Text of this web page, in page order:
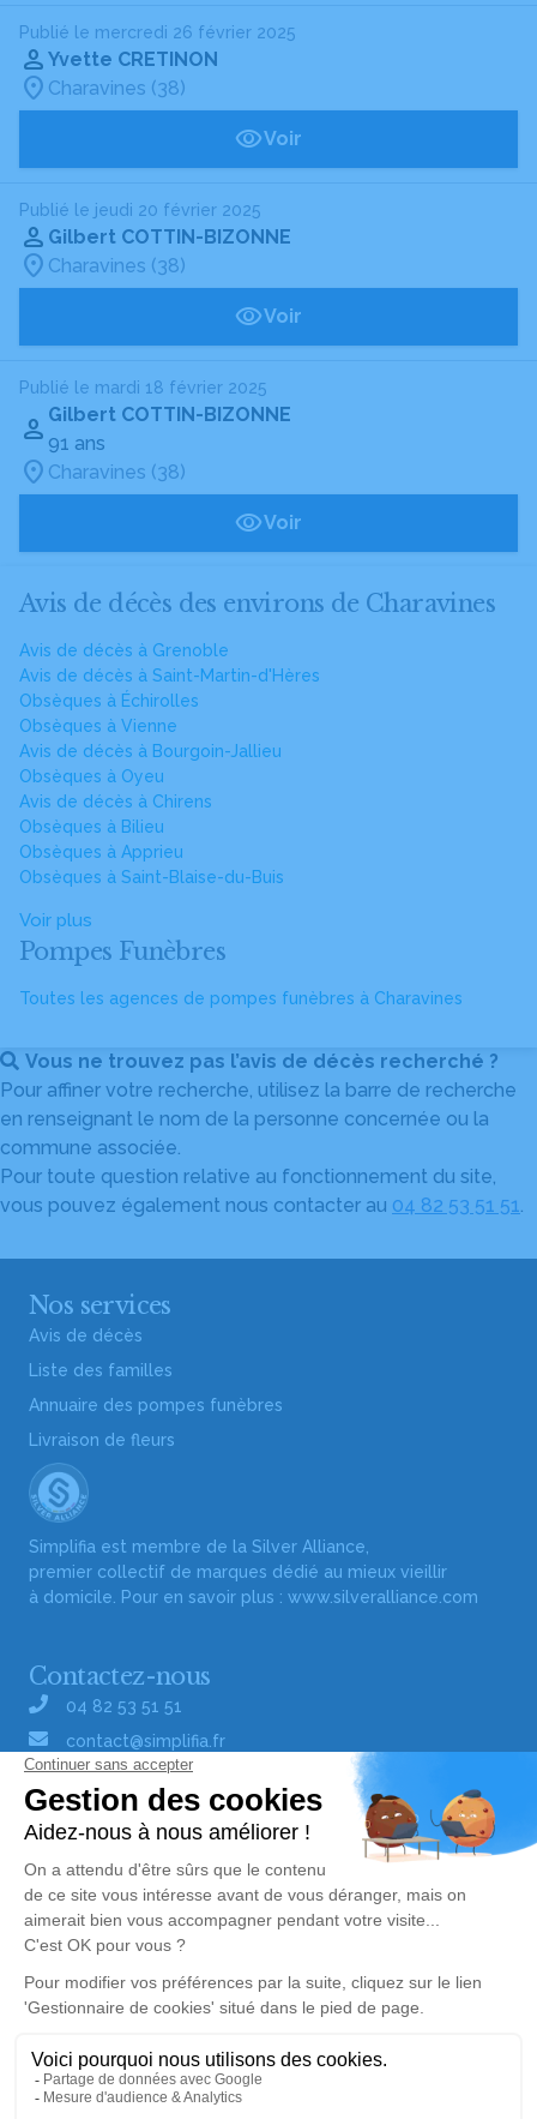
Publié le mercredi 26 février 2025
Yvette CRETINON
Charavines (38)
Voir
Publié le jeudi 20 février 2025
Gilbert COTTIN-BIZONNE
Charavines (38)
Voir
Publié le mardi 18 février 2025
Gilbert COTTIN-BIZONNE
91 ans
Charavines (38)
Voir
Avis de décès des environs de Charavines
Avis de décès à Grenoble
Avis de décès à Saint-Martin-d'Hères
Obsèques à Échirolles
Obsèques à Vienne
Avis de décès à Bourgoin-Jallieu
Obsèques à Oyeu
Avis de décès à Chirens
Obsèques à Bilieu
Obsèques à Apprieu
Obsèques à Saint-Blaise-du-Buis
Voir plus
Pompes Funèbres
Toutes les agences de pompes funèbres à Charavines
Vous ne trouvez pas l’avis de décès recherché ?
Pour affiner votre recherche, utilisez la barre de recherche
en renseignant le nom de la personne concernée ou la
commune associée.
Pour toute question relative au fonctionnement du site,
vous pouvez également nous contacter au 04 82 53 51 51.
Nos services
Avis de décès
Liste des familles
Annuaire des pompes funèbres
Livraison de fleurs
Simplifia est membre de la Silver Alliance,
premier collectif de marques dédié au mieux vieillir
à domicile. Pour en savoir plus : www.silveralliance.com
Contactez-nous
04 82 53 51 51
contact@simplifia.fr
Réseaux sociaux
Liens utiles
Publier un avis de décès
Signaler un abus/une erreur
Consultez nos offres d'emploi
Politique de traitement des données